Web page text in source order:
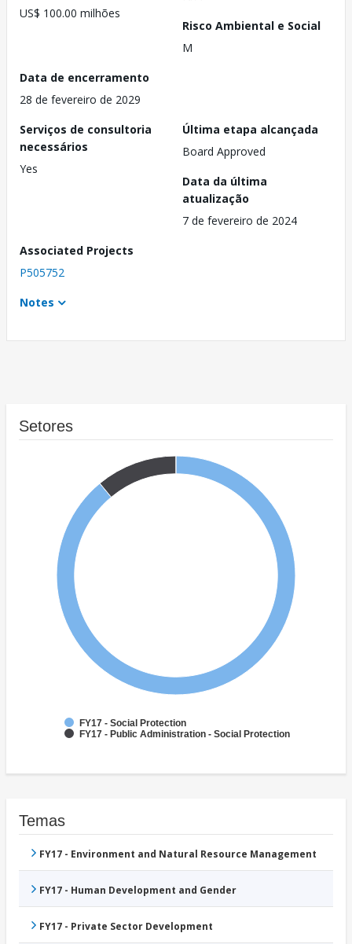
US$ 100.00 milhões
Risco Ambiental e Social
M
Data de encerramento
28 de fevereiro de 2029
Serviços de consultoria
necessários
Yes
Última etapa alcançada
Board Approved
Data da última
atualização
7 de fevereiro de 2024
Associated Projects
P505752
Notes
Setores
FY17 - Social Protection
FY17 - Public Administration - Social Protection
Temas
FY17 - Environment and Natural Resource Management
FY17 - Human Development and Gender
FY17 - Private Sector Development